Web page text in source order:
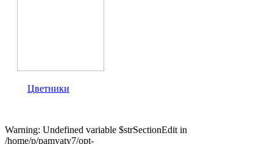
Цветники
Warning: Undefined variable $strSectionEdit in
/home/p/pamyaty7/opt-